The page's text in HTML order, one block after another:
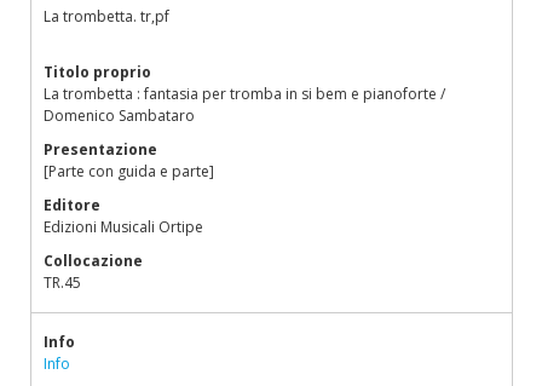
La trombetta. tr,pf
Titolo proprio
La trombetta : fantasia per tromba in si bem e pianoforte /
Domenico Sambataro
Presentazione
[Parte con guida e parte]
Editore
Edizioni Musicali Ortipe
Collocazione
TR.45
Info
Info